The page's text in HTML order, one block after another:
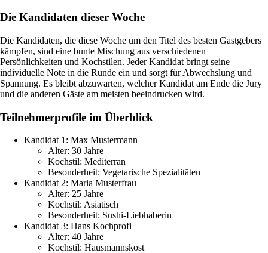
Die Kandidaten dieser Woche
Die Kandidaten, die diese Woche um den Titel des besten Gastgebers
kämpfen, sind eine bunte Mischung aus verschiedenen
Persönlichkeiten und Kochstilen. Jeder Kandidat bringt seine
individuelle Note in die Runde ein und sorgt für Abwechslung und
Spannung. Es bleibt abzuwarten, welcher Kandidat am Ende die Jury
und die anderen Gäste am meisten beeindrucken wird.
Teilnehmerprofile im Überblick
Kandidat 1: Max Mustermann
Alter: 30 Jahre
Kochstil: Mediterran
Besonderheit: Vegetarische Spezialitäten
Kandidat 2: Maria Musterfrau
Alter: 25 Jahre
Kochstil: Asiatisch
Besonderheit: Sushi-Liebhaberin
Kandidat 3: Hans Kochprofi
Alter: 40 Jahre
Kochstil: Hausmannskost